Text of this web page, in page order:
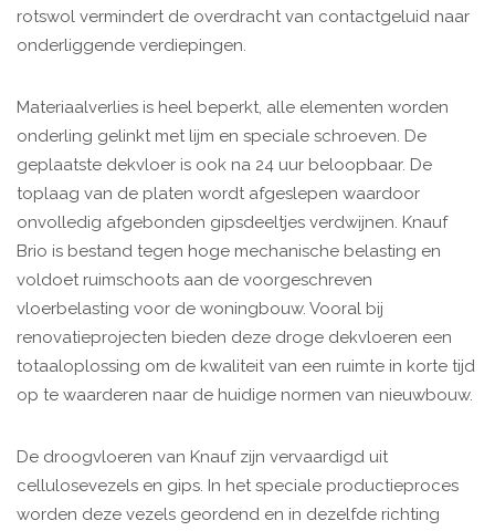
rotswol vermindert de overdracht van contactgeluid naar
onderliggende verdiepingen.
Materiaalverlies is heel beperkt, alle elementen worden
onderling gelinkt met lijm en speciale schroeven. De
geplaatste dekvloer is ook na 24 uur beloopbaar. De
toplaag van de platen wordt afgeslepen waardoor
onvolledig afgebonden gipsdeeltjes verdwijnen. Knauf
Brio is bestand tegen hoge mechanische belasting en
voldoet ruimschoots aan de voorgeschreven
vloerbelasting voor de woningbouw. Vooral bij
renovatieprojecten bieden deze droge dekvloeren een
totaaloplossing om de kwaliteit van een ruimte in korte tijd
op te waarderen naar de huidige normen van nieuwbouw.
De droogvloeren van Knauf zijn vervaardigd uit
cellulosevezels en gips. In het speciale productieproces
worden deze vezels geordend en in dezelfde richting